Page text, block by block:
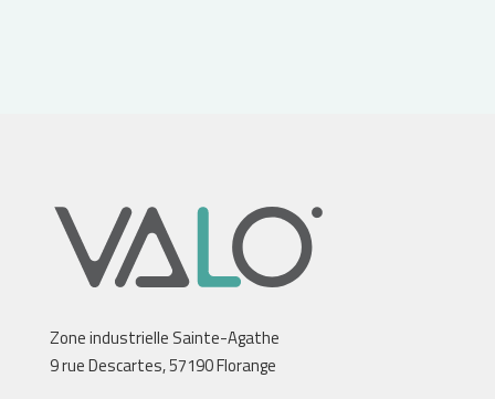
Zone industrielle Sainte-Agathe
9 rue Descartes, 57190 Florange